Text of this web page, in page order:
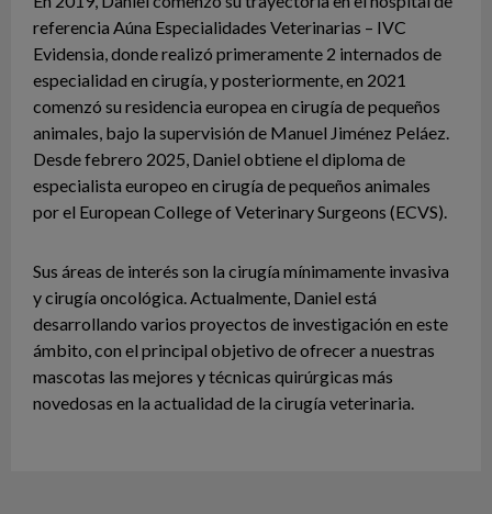
referencia Aúna Especialidades Veterinarias – IVC
Evidensia, donde realizó primeramente 2 internados de
especialidad en cirugía, y posteriormente, en 2021
comenzó su residencia europea en cirugía de pequeños
animales, bajo la supervisión de Manuel Jiménez Peláez.
Desde febrero 2025, Daniel obtiene el diploma de
especialista europeo en cirugía de pequeños animales
por el European College of Veterinary Surgeons (ECVS).
Sus áreas de interés son la cirugía mínimamente invasiva
y cirugía oncológica. Actualmente, Daniel está
desarrollando varios proyectos de investigación en este
ámbito, con el principal objetivo de ofrecer a nuestras
mascotas las mejores y técnicas quirúrgicas más
novedosas en la actualidad de la cirugía veterinaria.